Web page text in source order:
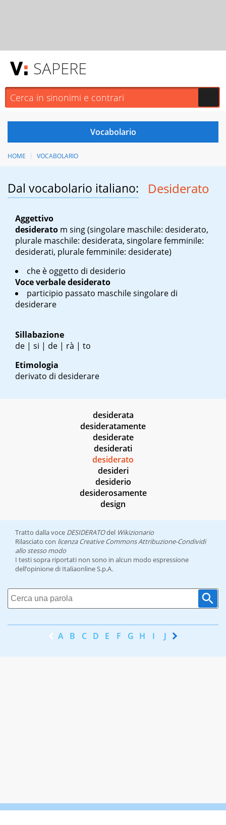
SAPERE
HOME VOCABOLARIO
Dal vocabolario italiano: Desiderato
Aggettivo
desiderato m sing(singolare maschile: desiderato,
plurale maschile: desiderata, singolare femminile:
desiderati, plurale femminile: desiderate)
che è oggetto di desiderio
Voce verbaledesiderato
participio passato maschile singolare di
desiderare
Sillabazione
de | si | de | rà | to
Etimologia
derivato di desiderare
desiderata
desideratamente
desiderate
desiderati
desiderato
desideri
desiderio
desiderosamente
design
Tratto dalla voce DESIDERATOdel Wikizionario
Rilasciato con licenza Creative Commons Attribuzione-Condividi
allo stesso modo
I testi sopra riportati non sono in alcun modo espressione
dell’opinione di Italiaonline S.p.A.
A B C D E F G H I J K